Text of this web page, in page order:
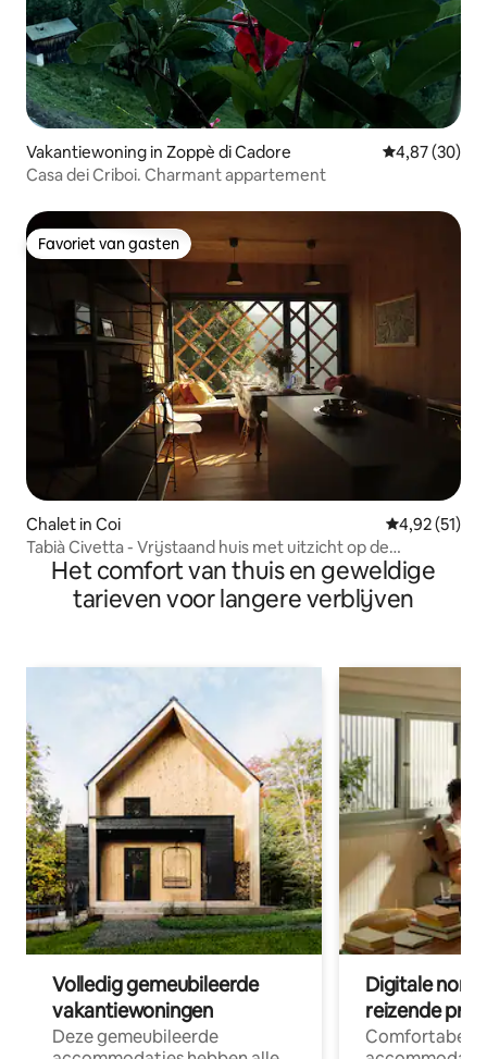
Vakantiewoning in Zoppè di Cadore Gemiddelde
4,87 (30)
Casa dei Criboi. Charmant appartement
Favoriet van gasten
Favoriet van gasten
Chalet in Coi Gemiddelde
4,92 (51)
Tabià Civetta - Vrijstaand huis met uitzicht op de
Dolomieten
Het comfort van thuis en geweldige
tarieven voor langere verblijven
Volledig gemeubileerde
vakantiewoningen
Deze gemeubileerde
Digitale
reizende
Comfortabele